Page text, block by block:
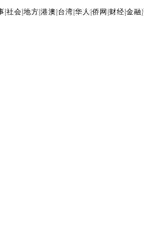
|社会 |地方 |港澳 台湾 |华人 |侨网 财经 |金融 |